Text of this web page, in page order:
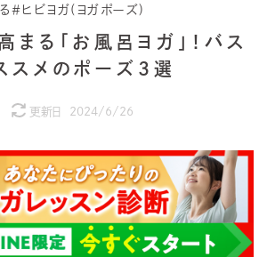
＃ヒビヨガ(ヨガポーズ)
まる「お風呂ヨガ」！バス
スメのポーズ3選
更新日 2024/6/26